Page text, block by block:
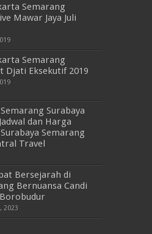
Semarang
Mawar Jaya Juli
Semarang
Djati Eksekutif 2019
Surabaya
dan Harga
Semarang
Travel
Bersejarah di
Bernuansa Candi
2023